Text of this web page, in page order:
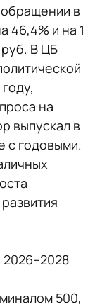
в
46,4% и на 1
руб. В ЦБ
на
выпускал в
с годовыми.
2026–2028
500,